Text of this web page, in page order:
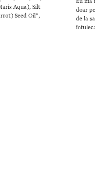
Aqua), Silt
Seed Oil*,
doar
de la